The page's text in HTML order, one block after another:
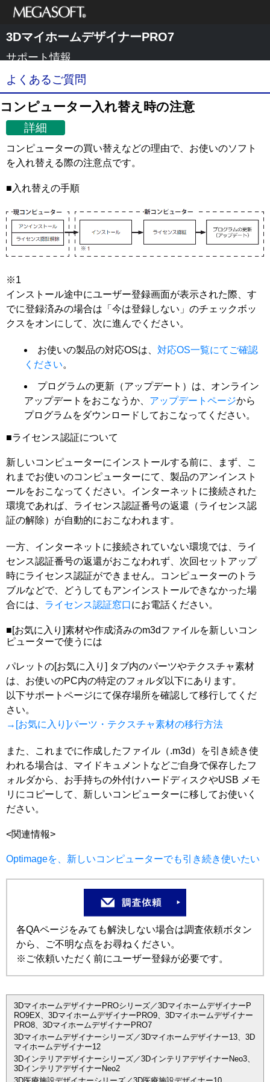
メガソフト株式
会社
3DマイホームデザイナーPRO7
サポート情報
よくあるご質問
コンピューター入れ替え時の注意
詳細
コンピューターの買い替えなどの理由で、お使いのソフト
を入れ替える際の注意点です。
■入れ替えの手順
※1
インストール途中にユーザー登録画面が表示された際、す
でに登録済みの場合は「今は登録しない」のチェックボッ
クスをオンにして、次に進んでください。
お使いの製品の対応OSは、 対応OS一覧にてご確認
ください。
プログラムの更新（アップデート）は、オンライン
アップデートをおこなうか、 アップデートページから
プログラムをダウンロードしておこなってください。
■ライセンス認証について
新しいコンピューターにインストールする前に、まず、こ
れまでお使いのコンピューターにて、製品のアンインスト
ールをおこなってください。インターネットに接続された
環境であれば、ライセンス認証番号の返還（ライセンス認
証の解除）が自動的におこなわれます。
一方、インターネットに接続されていない環境では、ライ
センス認証番号の返還がおこなわれず、次回セットアップ
時にライセンス認証ができません。コンピューターのトラ
ブルなどで、どうしてもアンインストールできなかった場
合には、 ライセンス認証窓口にお電話ください。
■[お気に入り]素材や作成済みのm3dファイルを新しいコン
ピューターで使うには
パレットの[お気に入り] タブ内のパーツやテクスチャ素材
は、お使いのPC内の特定のフォルダ以下にあります。
以下サポートページにて保存場所を確認して移行してくだ
さい。
→[お気に入り]パーツ・テクスチャ素材の移行方法
また、これまでに作成したファイル（.m3d）を引き続き使
われる場合は、マイドキュメントなどご自身で保存したフ
ォルダから、お手持ちの外付けハードディスクやUSB メモ
リにコピーして、新しいコンピューターに移してお使いく
ださい。
<関連情報>
Optimageを、新しいコンピューターでも引き続き使いたい
各QAページをみても解決しない場合は調査依頼ボタン
から、ご不明な点をお尋ねください。
※ご依頼いただく前にユーザー登録が必要です。
3DマイホームデザイナーPROシリーズ／3DマイホームデザイナーP
RO9EX、3DマイホームデザイナーPRO9、3Dマイホームデザイナー
PRO8、3DマイホームデザイナーPRO7
3Dマイホームデザイナーシリーズ／3Dマイホームデザイナー13、3D
マイホームデザイナー12
3Dインテリアデザイナーシリーズ／3DインテリアデザイナーNeo3、
3DインテリアデザイナーNeo2